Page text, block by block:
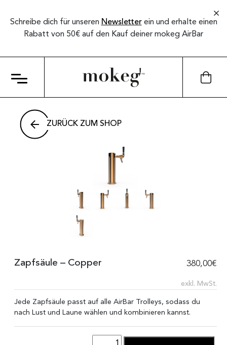
Schreibe dich für unseren Newsletterein und erhalte einen
Rabatt von 50€ auf den Kauf deiner mokeg AirBar
ZURÜCK ZUM SHOP
Zapfsäule – Copper 380,00€
exkl. MwSt.
Jede Zapfsäule passt auf alle AirBar Trolleys, sodass du
nach Lust und Laune wählen und kombinieren kannst.
Zapfsäule